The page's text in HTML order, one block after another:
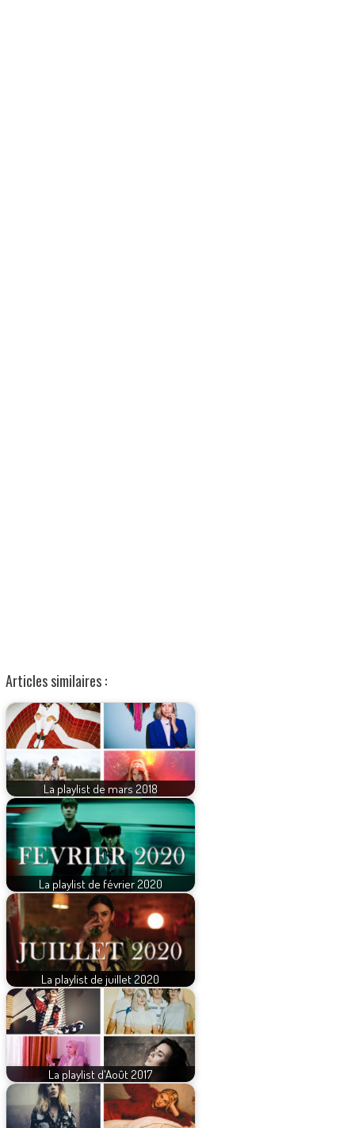
Articles similaires :
La playlist de mars 2018
La playlist de février 2020
La playlist de juillet 2020
La playlist d'Août 2017